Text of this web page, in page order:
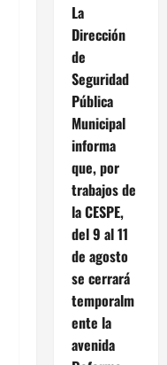
La
Dirección
de
Seguridad
Pública
Municipal
informa
que, por
trabajos de
la CESPE,
del 9 al 11
de agosto
se cerrará
temporalm
ente la
avenida